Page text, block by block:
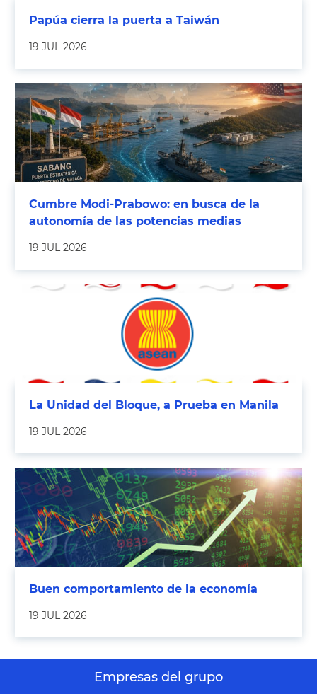
Papúa cierra la puerta a Taiwán
19 JUL 2026
Cumbre Modi-Prabowo: en busca de la
autonomía de las potencias medias
19 JUL 2026
La Unidad del Bloque, a Prueba en Manila
19 JUL 2026
Buen comportamiento de la economía
19 JUL 2026
Empresas del grupo